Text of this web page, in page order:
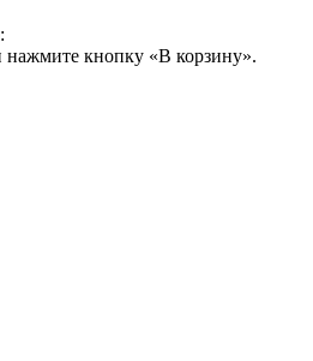
нажмите кнопку «В корзину».